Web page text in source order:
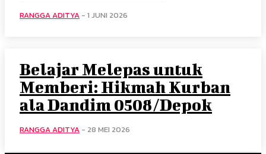
RANGGA ADITYA - 1 JUNI 2026
Belajar Melepas untuk
Memberi: Hikmah Kurban
ala Dandim 0508/Depok
RANGGA ADITYA - 28 MEI 2026